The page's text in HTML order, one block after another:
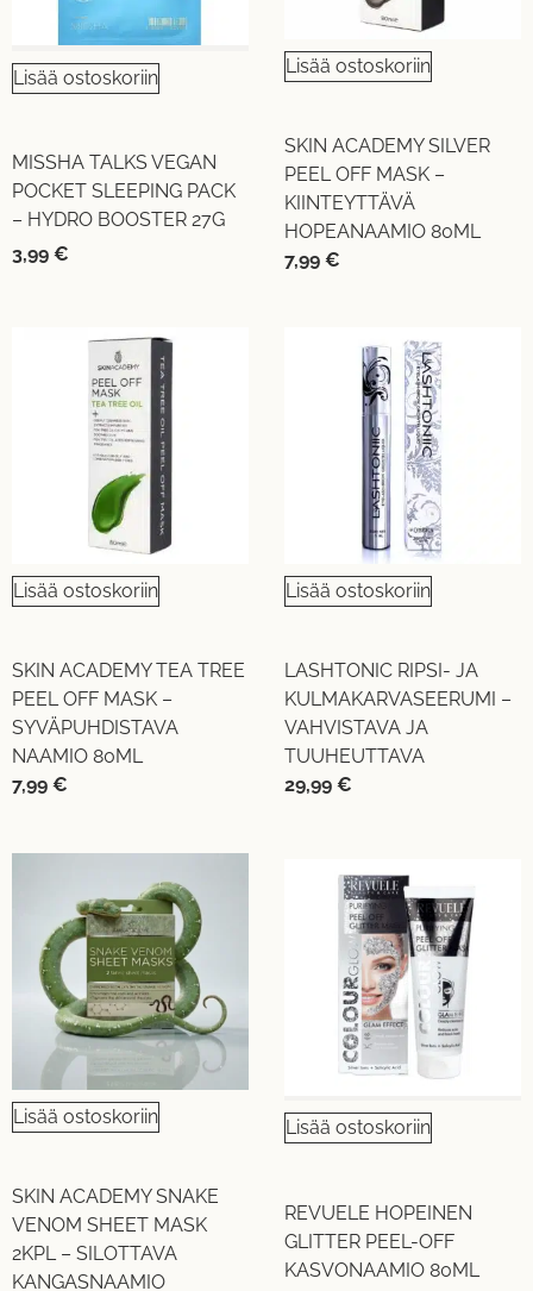
Lisää ostoskoriin
MISSHA TALKS VEGAN
POCKET SLEEPING PACK
– HYDRO BOOSTER 27G
3,99 €
Lisää ostoskoriin
SKIN ACADEMY SILVER
PEEL OFF MASK –
KIINTEYTTÄVÄ
HOPEANAAMIO 80ML
7,99 €
Lisää ostoskoriin
SKIN ACADEMY TEA TREE
PEEL OFF MASK –
SYVÄPUHDISTAVA
NAAMIO 80ML
7,99 €
Lisää ostoskoriin
LASHTONIC RIPSI- JA
KULMAKARVASEERUMI –
VAHVISTAVA JA
TUUHEUTTAVA
29,99 €
Lisää ostoskoriin
SKIN ACADEMY SNAKE
VENOM SHEET MASK
2KPL – SILOTTAVA
KANGASNAAMIO
Lisää ostoskoriin
REVUELE HOPEINEN
GLITTER PEEL-OFF
KASVONAAMIO 80ML